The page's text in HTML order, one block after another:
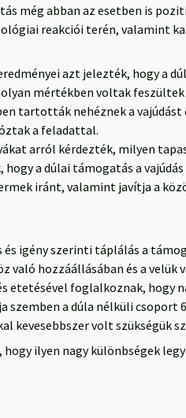
még abban az esetben is
reakciói terén, valamint
azt jelezték, hogy a
mértékben voltak
tartották nehéznek a vajúdást
a feladattal.
arról kérdezték, milyen
a dúlai támogatás a
iránt, valamint javítja a
igény szerinti táplálás a
hozzáállásában és a velük
etetésével foglalkoznak, hogy
a dúla nélküli csoport
kevesebbszer volt szükségük
ilyen nagy különbségek